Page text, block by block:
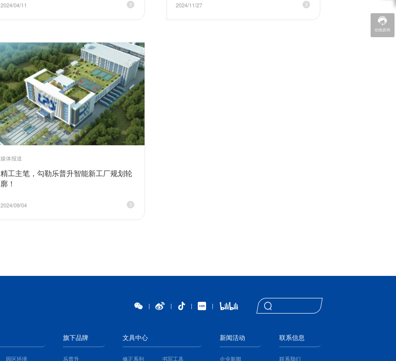
2024/04/11 2024/11/27
媒体报道
精工主笔，勾勒乐普升智能新工厂规划轮
廓！
2024/09/04
| | | |
园区环境
旗下品牌
乐普升
文具中心
修正系列 书写工具
新闻活动
企业新闻
联系信息
联系我们
在线咨询